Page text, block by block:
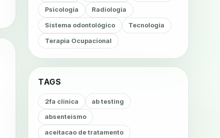
Psicologia Radiologia
Sistema odontológico Tecnologia
Terapia Ocupacional
TAGS
2fa clinica ab testing
absenteismo
aceitacao de tratamento